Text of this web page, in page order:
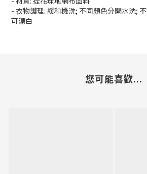
- 衣物護理: 緩和機洗; 不同顏色分開水洗;
可漂白
您可能喜歡...